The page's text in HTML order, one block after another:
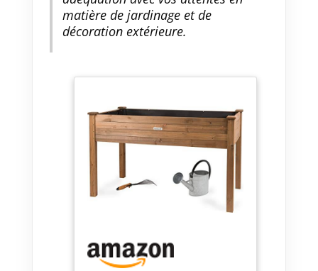
matière de jardinage et de
décoration extérieure.